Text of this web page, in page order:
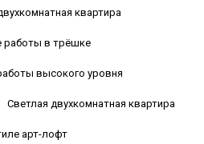
квартира
работы в трёшке
высокого уровня
Светлая двухкомнатная квартира
арт-лофт